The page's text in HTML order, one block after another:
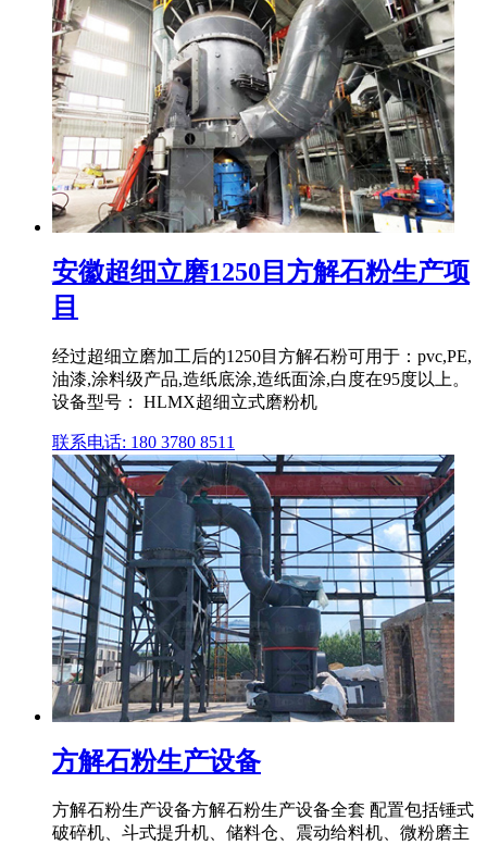
安徽超细立磨1250目方解石粉生产项
目
经过超细立磨加工后的1250目方解石粉可用于：pvc,PE,
油漆,涂料级产品,造纸底涂,造纸面涂,白度在95度以上。
设备型号： HLMX超细立式磨粉机
联系电话: 180 3780 8511
方解石粉生产设备
方解石粉生产设备方解石粉生产设备全套 配置包括锤式
破碎机、斗式提升机、储料仓、震动给料机、微粉磨主